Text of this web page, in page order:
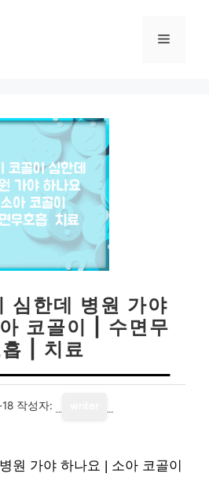
메
심한데 병원 가야
코골이 | 수면무
| 치료
작성자:
원 가야 하나요 | 소아 코골이